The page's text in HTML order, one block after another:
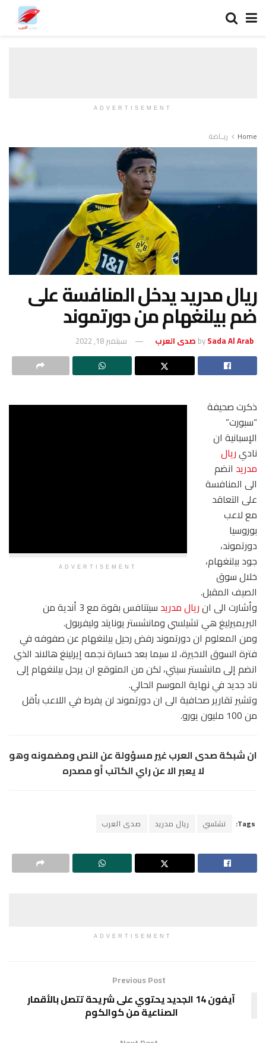
ADVERTISEMENT
Home ريــاضة
ريال مدريد يدخل المنافسة على
ضم بيلنغهام من دورتموند
bySada Al Arab صدى العرب سبتمبر 18, 2022
ADVERTISEMENT
ذكرت صحيفة
“سبورت”
الإسبانية ان
نادي ​ريال
مدريد ​ انضم
الى المنافسة
على التعاقد
مع لاعب
بوروسيا ​
دورتموند​،
جود بيلنغهام،
خلال سوق
الصيف المقبل.
وأشارت الى انريال مدريد
سيتنافس بقوة مع 3 أندية من ​
البريميرليغ​ هي ​تشيلسي​ و​مانشستر يونايتد​ وليفربول.
ومن المعلوم ان دورتموند رفض رحيل بيلنغهام عن صفوفه في
فترة السوق الاخيرة، لا سيما بعد خسارة نجمه ​إيرلينغ هالاند​ الذي
انضم إلى مانشستر سيتي، لكن من المتوقع ان يرحل بيلنغهام إلى
ناد جديد في نهاية الموسم الحالي.
وتشير تقارير صحافية الى ان دورتموند لن يفرط في اللاعب بأقل
من 100 مليون يورو.
ان شبكة صدى العرب غير مسؤولة عن النص ومضمونه وهو
لا يعبر الا عن راي الكاتب أو مصدره
Tags: تشلسي ريال مدريد صدى العرب
ADVERTISEMENT
Previous Post
آيفون 14 الجديد يحتوي على شريحة تتصل بالأقمار
الصناعية من كوالكوم